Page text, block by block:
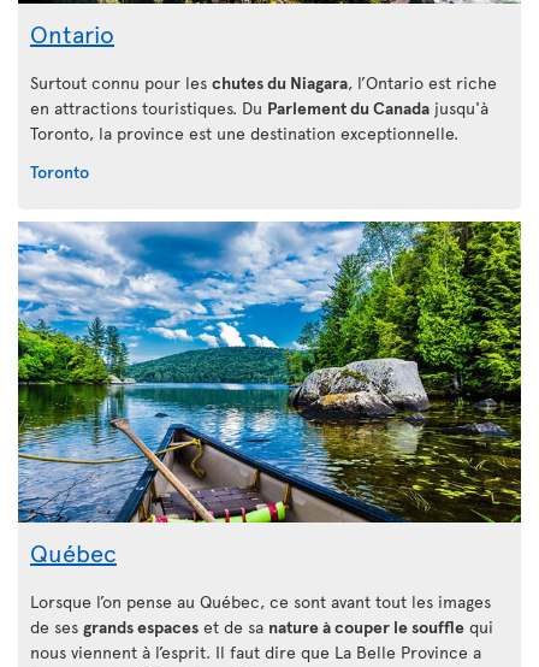
Ontario
Surtout connu pour les chutes du Niagara, l’Ontario est riche
en attractions touristiques. Du Parlement du Canada jusqu'à
Toronto, la province est une destination exceptionnelle.
Toronto
Québec
Lorsque l’on pense au Québec, ce sont avant tout les images
de ses grands espaces et de sa nature à couper le souffle qui
nous viennent à l’esprit. Il faut dire que La Belle Province a